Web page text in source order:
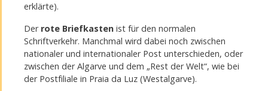
erklärte).
Der rote Briefkasten ist für den normalen
Schriftverkehr. Manchmal wird dabei noch zwischen
nationaler und internationaler Post unterschieden, oder
zwischen der Algarve und dem „Rest der Welt“, wie bei
der Postfiliale in Praia da Luz (Westalgarve).